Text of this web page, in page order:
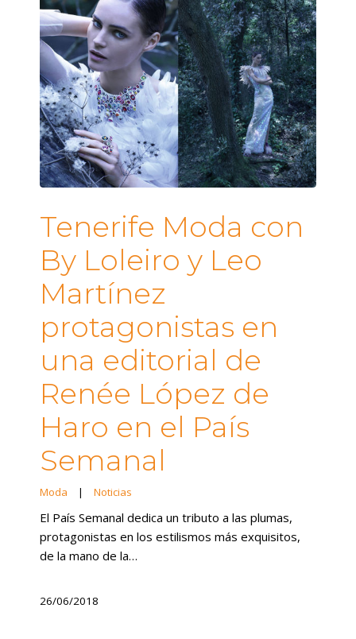
Tenerife Moda con
By Loleiro y Leo
Martínez
protagonistas en
una editorial de
Renée López de
Haro en el País
Semanal
Moda | Noticias
El País Semanal dedica un tributo a las plumas,
protagonistas en los estilismos más exquisitos,
de la mano de la…
26/06/2018